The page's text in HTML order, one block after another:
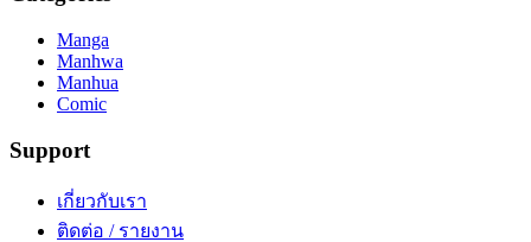
Manga
Manhwa
Manhua
Comic
Support
เกี่ยวกับเรา
ติดต่อ / รายงาน